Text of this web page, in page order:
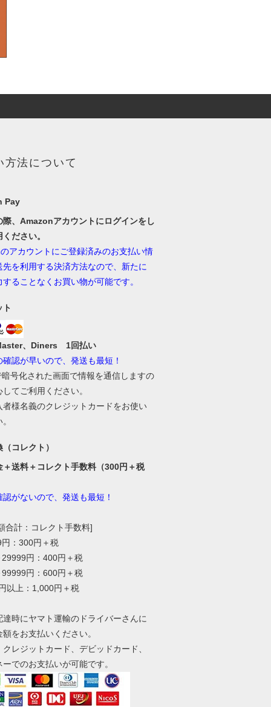
方法について
Pay
際、Amazonアカウントにログインをし
ださい。
アカウントにご登録済みのお支払い情
先を利用する決済方法なので、新たに
ることなくお買い物が可能です。
ト
、Diners 1回払い
確認が早いので、発送も最短！
号化された画面で情報を通信しますの
てご利用ください。
様名義のクレジットカードをお使い
コレクト）
＋送料＋コレクト手数料（300円＋税
認がないので、発送も最短！
合計：コレクト手数料]
：300円＋税
円：400円＋税
円：600円＋税
以上：1,000円＋税
時にヤマト運輸のドライバーさんに
をお支払いください。
レジットカード、デビッドカード、
ーでのお支払いが可能です。